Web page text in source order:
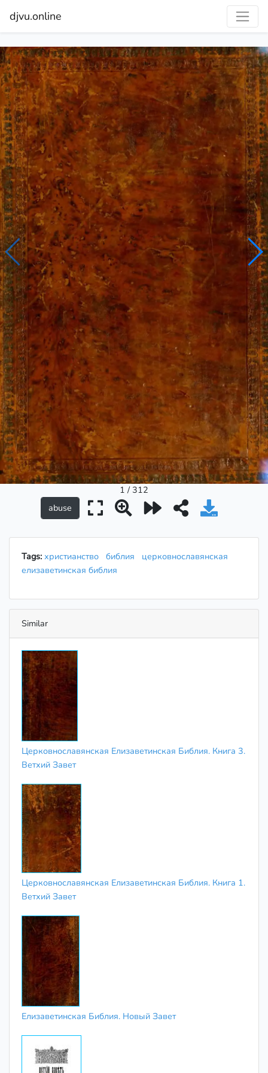
djvu.online
1 / 312
Tags: христианство библия
церковнославянская
елизаветинская библия
Similar
Церковнославянская Елизаветинская Библия. Книга 3.
Ветхий Завет
Церковнославянская Елизаветинская Библия. Книга 1.
Ветхий Завет
Елизаветинская Библия. Новый Завет